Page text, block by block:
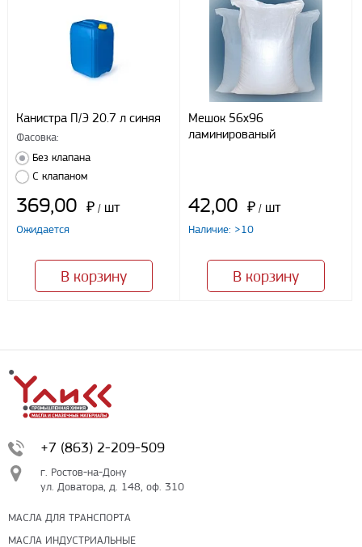
Канистра П/Э 20.7 л синяя
Фасовка:
Без клапана
С клапаном
369,00 ₽ / шт
Ожидается
В корзину
Мешок 56х96
ламинированый
42,00 ₽ / шт
Наличие: >10
В корзину
+7 (863) 2-209-509
г. Ростов-на-Дону
ул. Доватора, д. 148, оф. 310
МАСЛА ДЛЯ ТРАНСПОРТА
МАСЛА ИНДУСТРИАЛЬНЫЕ